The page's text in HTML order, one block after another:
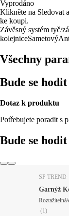
Vyprodáno
Klikněte na Sledovat
ke koupi.
Závěsný systém tyč/
kolejniceSametový
Všechny
Bude se hodit
Dotaz k produktu
Potřebujete poradit s
Bude se hodit
SP TREND
Garnýž
(1)